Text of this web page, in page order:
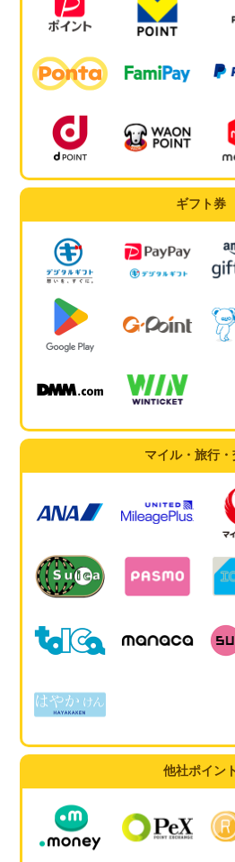
ギフト券
マイル・旅行・
他社ポイント